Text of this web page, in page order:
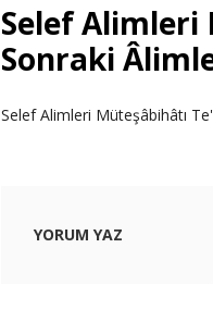
Selef Alimleri
Sonraki
Selef Alimleri Müteşâbihâtı
YORUM YAZ